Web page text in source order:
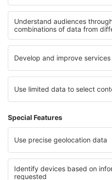
Hoteluri in Cascada Niagara
Hoteluri in Arizona Hoteluri
Hoteluri in Parcul Național Saguaro
Hoteluri in Phangan